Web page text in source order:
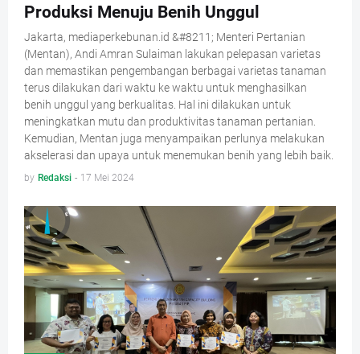
Produksi Menuju Benih Unggul
Jakarta, mediaperkebunan.id &#8211; Menteri Pertanian
(Mentan), Andi Amran Sulaiman lakukan pelepasan varietas
dan memastikan pengembangan berbagai varietas tanaman
terus dilakukan dari waktu ke waktu untuk menghasilkan
benih unggul yang berkualitas. Hal ini dilakukan untuk
meningkatkan mutu dan produktivitas tanaman pertanian.
Kemudian, Mentan juga menyampaikan perlunya melakukan
akselerasi dan upaya untuk menemukan benih yang lebih baik.
by Redaksi - 17 Mei 2024